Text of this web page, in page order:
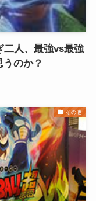
二人、最強vs最強
のか？
その他